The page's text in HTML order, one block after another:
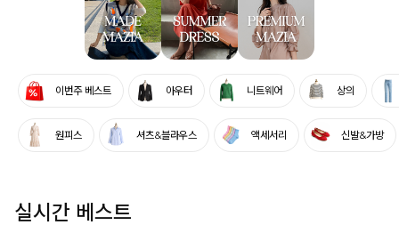
이번주 베스트 아우터 니트웨어 상의
원피스 셔츠&블라우스 액세서리 신발&가방
실시간 베스트